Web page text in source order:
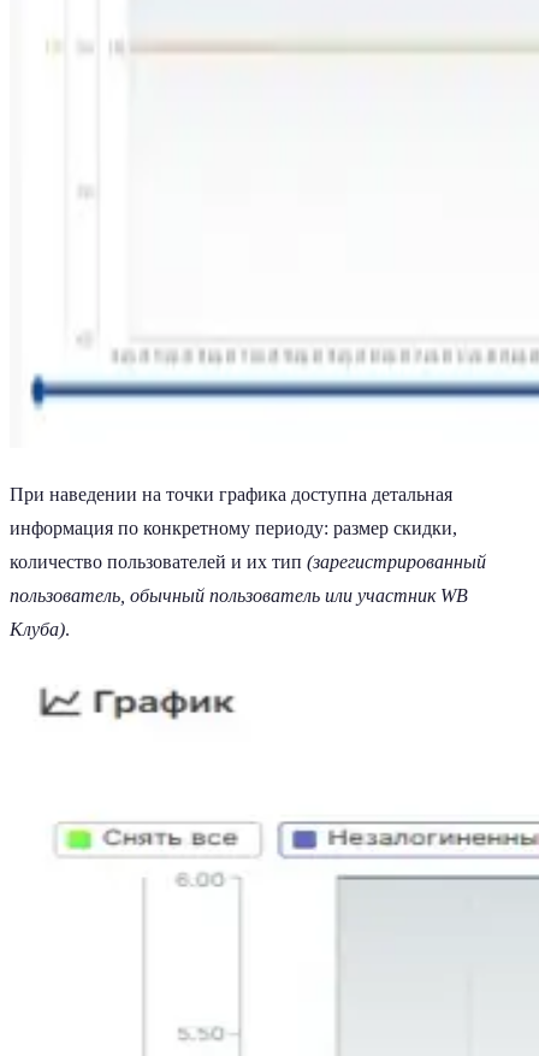
При наведении на точки графика доступна детальная
информация по конкретному периоду: размер скидки,
количество пользователей и их тип (зарегистрированный
пользователь, обычный пользователь или участник WB
Клуба).